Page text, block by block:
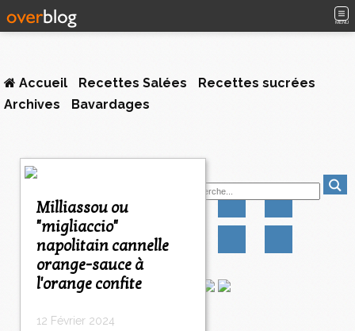
MENU
Accueil Recettes Salées
Recettes sucrées
Archives
Bavardages
Milliassou ou
"migliaccio"
napolitain cannelle
orange-sauce à
l'orange confite
12 Février 2024Newsletter